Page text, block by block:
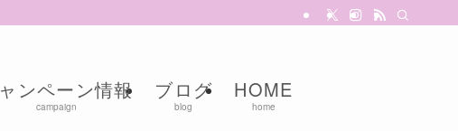
ンペーン情報
campaign
ブログ
blog
HOME
home